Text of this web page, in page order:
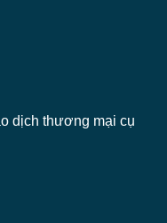
dịch thương mại cụ